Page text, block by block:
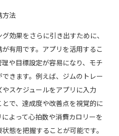
方法
効果をさらに引き出すために、
有用です。アプリを活用するこ
や目標設定が容易になり、モチ
きます。例えば、ジムのトレー
スケジュールをアプリに入力
で、達成度や改善点を視覚的に
よって心拍数や消費カロリーを
態を把握することが可能です。